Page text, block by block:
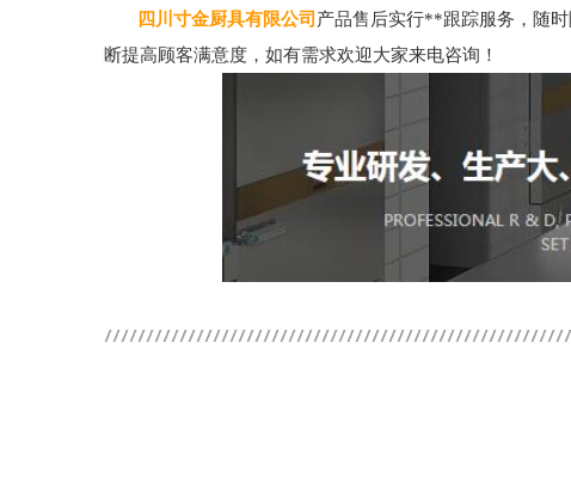
四川寸金厨具有限公司 产品售后实行**跟踪服务，随
断提高顾客满意度，如有需求欢迎大家来电咨询！